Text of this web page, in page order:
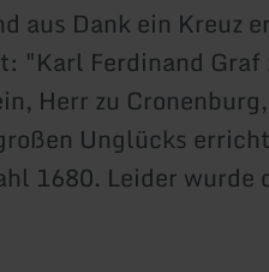
aus Dank ein Kreuz
"Karl Ferdinand Graf
Herr zu
Unglücks
1680. Leider